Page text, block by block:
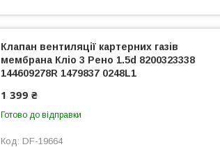
Клапан вентиляції картерних газів
мембрана Кліо 3 Рено 1.5d 8200323338
144609278R 1479837 0248L1
1 399 ₴
Готово до відправки
DF-19664